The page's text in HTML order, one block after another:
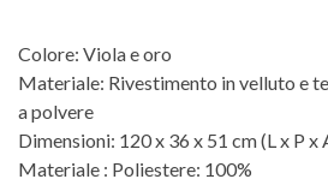
Colore: Viola e oro
Materiale: Rivestimento in velluto e
a polvere
Dimensioni: 120 x 36 x 51 cm (L x P x
Materiale : Poliestere: 100%